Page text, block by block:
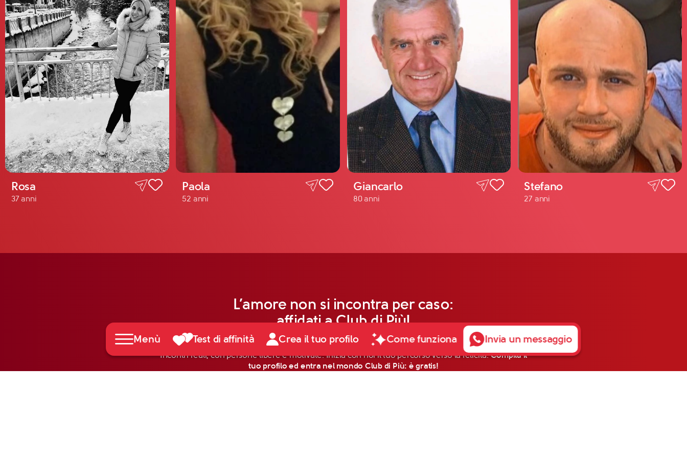
Menù Test di affinità Crea il tuo profilo Come funziona Invia un messaggio
Rosa
37 anni
Paola
52 anni
Giancarlo
80 anni
Stefano
27 anni
L’amore non si incontra per caso:
affidati a Club di Più!
Incontri reali, con persone libere e motivate. Inizia con noi il tuo percorso verso la felicità.Compila il
tuo profilo ed entra nel mondo Club di Più: è gratis!